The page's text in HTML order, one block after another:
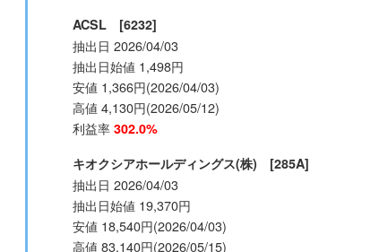
ACSL [6232]
抽出日 2026/04/03
抽出日始値 1,498円
安値 1,366円(2026/04/03)
高値 4,130円(2026/05/12)
利益率 302.0%
キオクシアホールディングス(株) [285A]
抽出日 2026/04/03
抽出日始値 19,370円
安値 18,540円(2026/04/03)
高値 83,140円(2026/05/15)